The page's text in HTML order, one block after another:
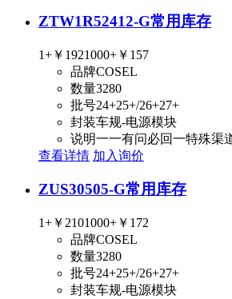
ZTW1R52412-G常用库存
1+ ￥1921000+ ￥157
品牌COSEL
数量3280
批号24+25+/26+27+
封装车规-电源模块
说明一一有问必回一特殊渠
查看详情 加入询价
ZUS30505-G常用库存
1+ ￥2101000+ ￥172
品牌COSEL
数量3280
批号24+25+/26+27+
封装车规-电源模块